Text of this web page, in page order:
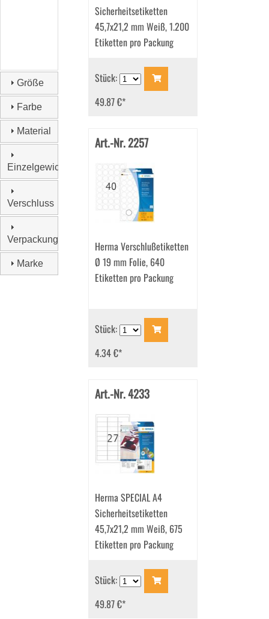
Größe
Farbe
Material
Einzelgewicht
Verschluss
Verpackungseinheit
Marke
Sicherheitsetiketten
45,7x21,2 mm Weiß, 1.200
Etiketten pro Packung
Stück:
49.87 €*
Art.-Nr. 2257
Herma Verschlußetiketten
Ø 19 mm Folie, 640
Etiketten pro Packung
Stück:
4.34 €*
Art.-Nr. 4233
Herma SPECIAL A4
Sicherheitsetiketten
45,7x21,2 mm Weiß, 675
Etiketten pro Packung
Stück:
49.87 €*